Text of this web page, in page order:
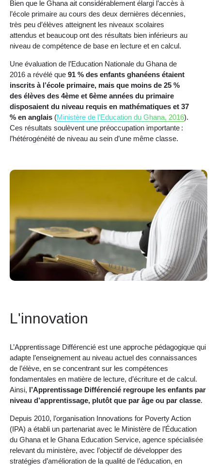
Bien que le Ghana ait considérablement élargi l’accès à
l’école primaire au cours des deux dernières décennies,
très peu d’élèves atteignent les niveaux scolaires
attendus et beaucoup ont des résultats bien inférieurs au
niveau de compétence de base en lecture et en calcul.
Une évaluation de l’Education Nationale du Ghana de
2016 a révélé que 91 % des enfants ghanéens étaient
inscrits à l’école primaire, mais que moins de 25 %
des élèves des 4ème et 6ème années du primaire
disposaient du niveau requis en mathématiques et 37
% en anglais (Ministère de l’Education du Ghana, 2016).
Ces résultats soulèvent une préoccupation importante :
l’hétérogénéité de niveau au sein d’une même classe.
L'innovation
L’Apprentissage Différencié est une approche pédagogique qui
adapte l’enseignement au niveau actuel des connaissances
de l’élève, en se concentrant sur les compétences
fondamentales en matière de lecture, d’écriture et de calcul.
Ainsi, l’Apprentissage Différencié regroupe les enfants par
niveau d’apprentissage, plutôt que par âge ou par classe.
Depuis 2010, l’organisation Innovations for Poverty Action
(IPA) a établi un partenariat avec le Ministère de l’Éducation
du Ghana et le Ghana Education Service, agence spécialisée
relevant du ministère, avec l’objectif de développer des
stratégies d’amélioration de la qualité de l’éducation, en